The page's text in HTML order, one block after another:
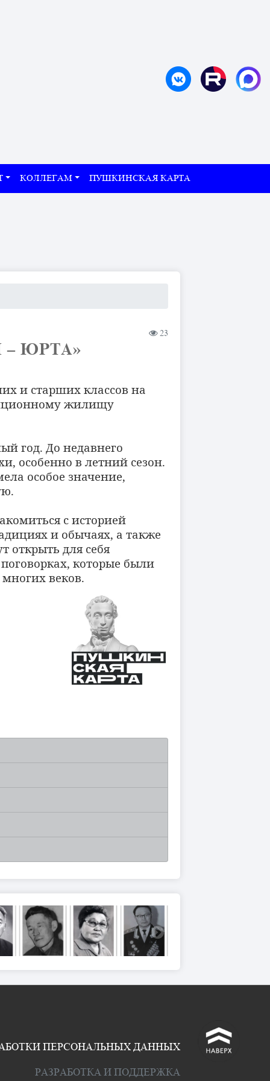
КОЛЛЕГАМ ПУШКИНСКАЯ КАРТА
23
ЮРТА»
и старших классов на
жилищу
год. До недавнего
особенно в летний сезон.
особое значение,
с историей
и обычаях, а также
открыть для себя
которые были
веков.
^
ПЕРСОНАЛЬНЫХ ДАННЫХ
РАЗРАБОТКА И ПОДДЕРЖКА